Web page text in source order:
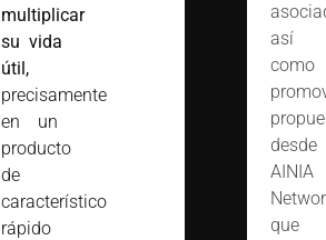
multiplicar
su vida
útil,
precisamente
en un
producto
de
característico
rápido
así
como
desde
AINIA
que